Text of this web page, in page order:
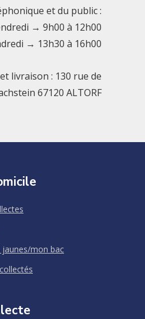
et du public :
→ 9h00 à 12h00
→ 13h30 à 16h00
livraison : 130 rue de
67120 ALTORF
mon bac